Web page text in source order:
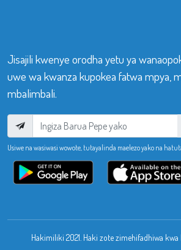
Jisajili kwenye orodha yetu ya
uwe wa kwanza kupokea fatwa mpya,
mbalimbali.
Usiwe na wasiwasi wowote, tutayalinda maelezo yako na
Hakimiliki 2021. Haki zote zimehifadhiwa kwa